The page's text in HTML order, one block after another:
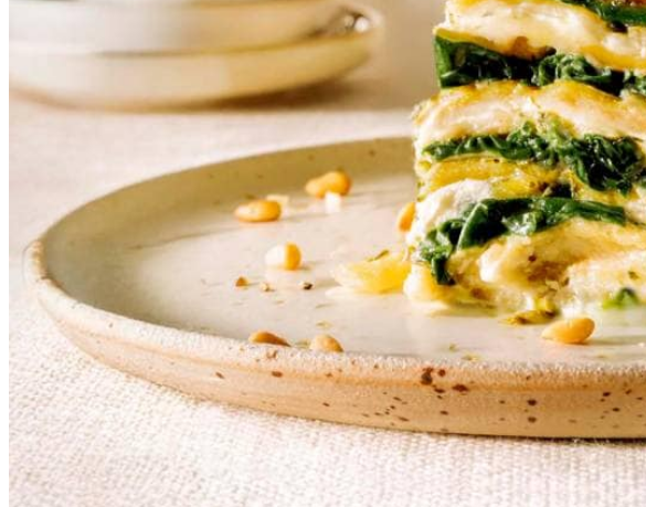
1biologische citroen
Italiaanse mozzarella
500
50 mlmagere melk
250 g biologische verse volkoren lasagnevellen
100 ggeraspte kaas 30+
elpijnboompitten